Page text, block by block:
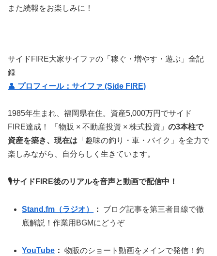
また続報をお楽しみに！
サイドFIRE大家サイファの「稼ぐ・増やす・遊ぶ」全記
録
👤 プロフィール：サイファ (Side FIRE)
1985年生まれ、福岡県在住。資産5,000万円でサイド
FIRE達成！ 「物販 × 不動産投資 × 株式投資」 の3本柱で
資産を築き、現在は 「趣味の釣り・車・バイク」を全力で
楽しみながら、自分らしく生きています。
🎙サイドFIRE後のリアルを音声と動画で配信中！
Stand.fm（ラジオ） ：
ブログ記事を第三者目線で徹
底解説！作業用BGMにどうぞ
YouTube ： 物販のショート動画をメインで発信！釣